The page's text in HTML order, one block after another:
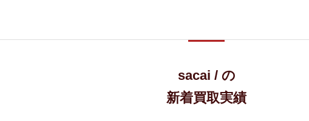
sacai / の
新着買取実績